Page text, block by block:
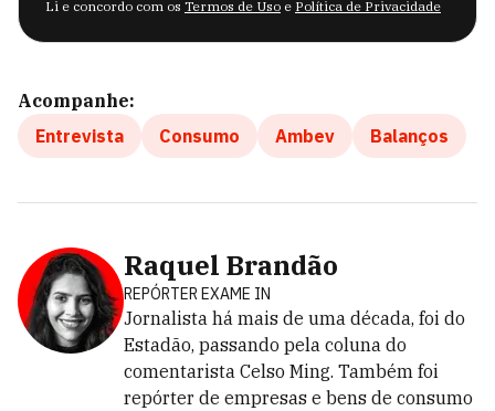
Li e concordo com os Termos de Uso e Política de Privacidade
Acompanhe:
Entrevista
Consumo Ambev Balanços
Raquel Brandão
REPÓRTER EXAME IN
Jornalista há mais de uma década, foi do
Estadão, passando pela coluna do
comentarista Celso Ming. Também foi
repórter de empresas e bens de consumo